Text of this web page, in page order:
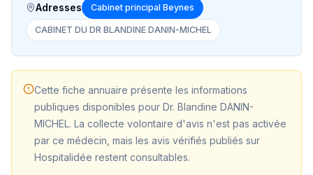
Adresses Cabinet principal Beynes
CABINET DU DR BLANDINE DANIN-MICHEL
Cette fiche annuaire présente les informations
publiques disponibles pour Dr. Blandine DANIN-
MICHEL. La collecte volontaire d'avis n'est pas activée
par ce médecin, mais les avis vérifiés publiés sur
Hospitalidée restent consultables.